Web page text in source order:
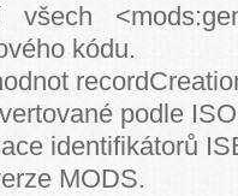
všech
kódu.
podle
identifikátorů
MODS.